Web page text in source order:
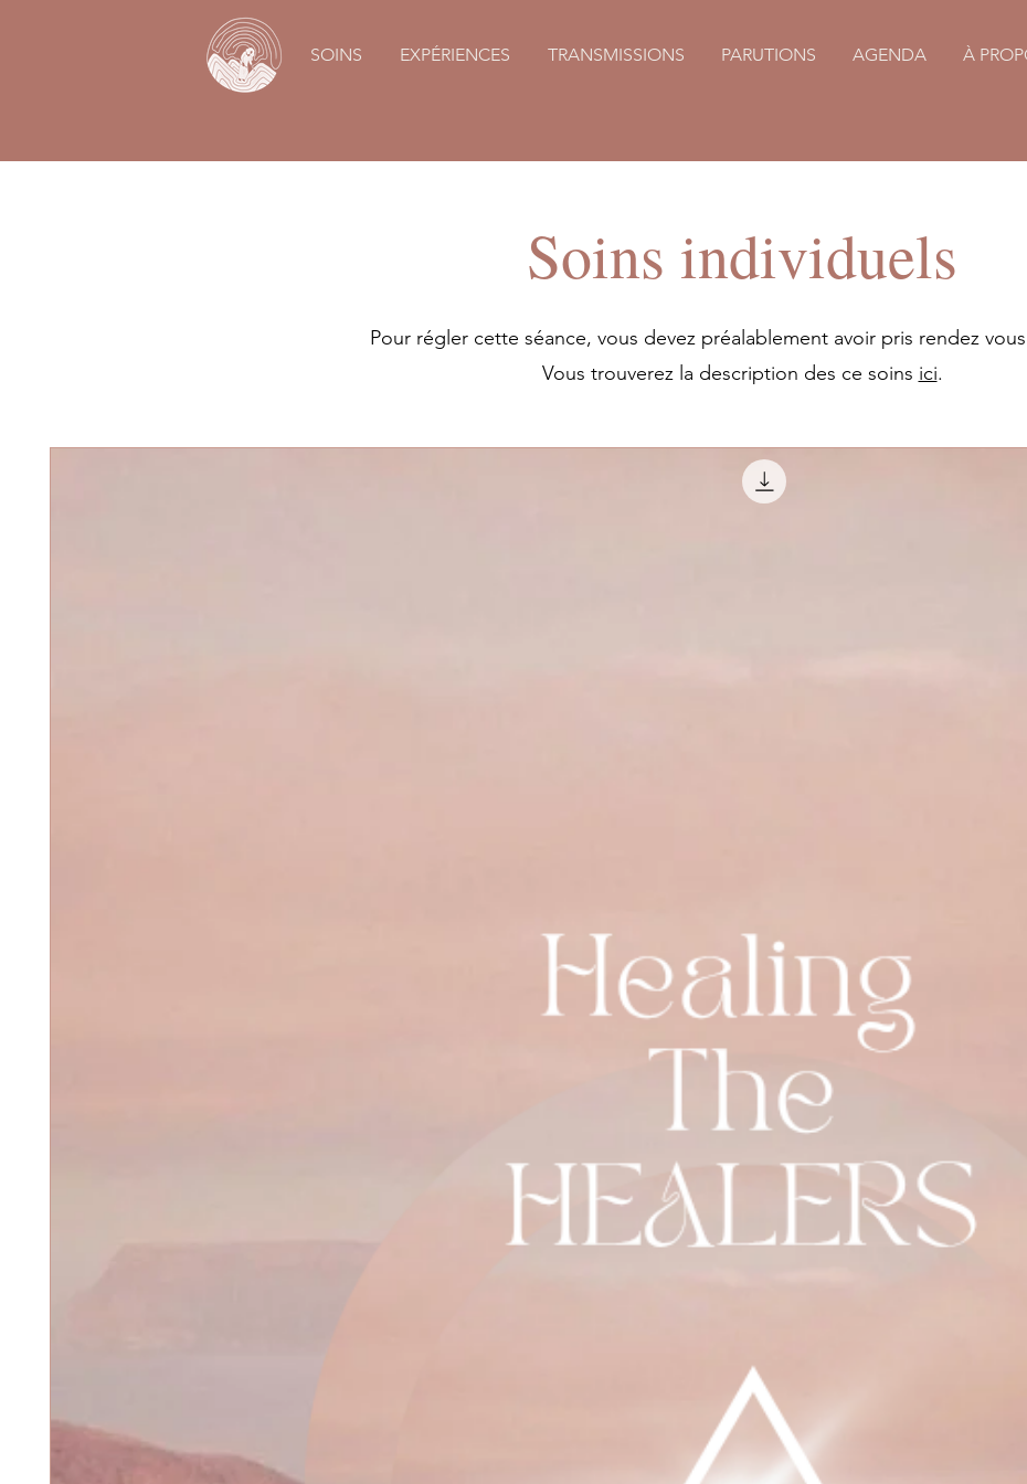
SOINS EXPÉRIENCES TRANSMISSIONS PARUTIONS AGENDA À
Soins individuels
Pour régler cette séance, vous devez préalablement avoir pris rendez
Vous trouverez la description des ce soins ici.